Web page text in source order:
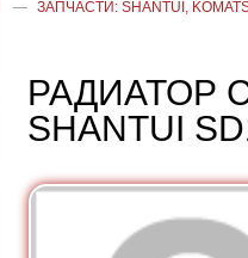
— ЗАПЧАСТИ: SHANTUI,
РАДИАТОР
SHANTUI